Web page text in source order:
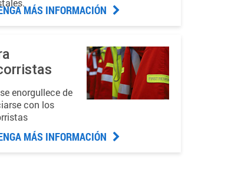
MÁS INFORMACIÓN
enorgullece de
con los
MÁS INFORMACIÓN